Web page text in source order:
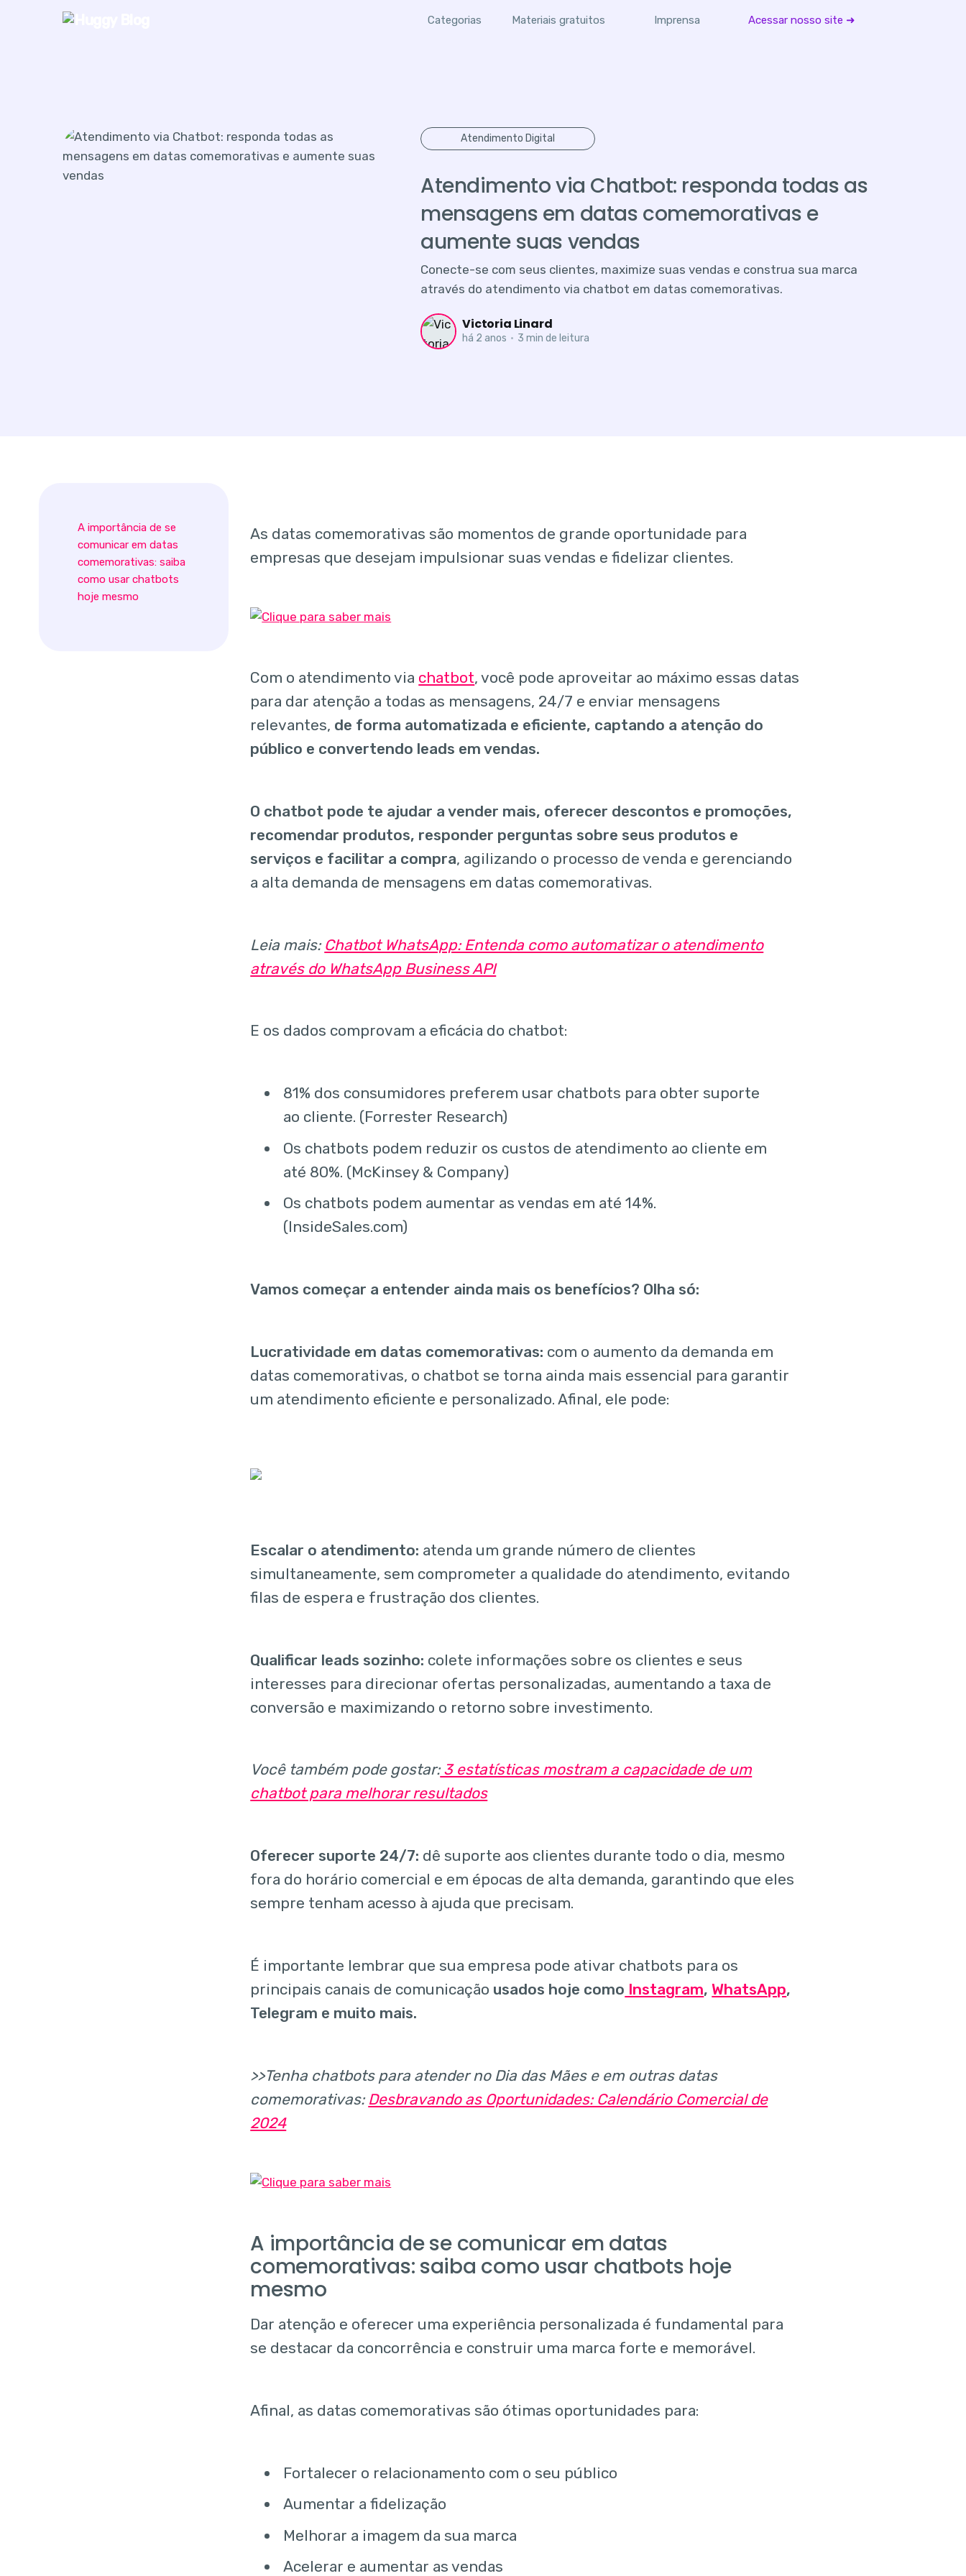
Categorias Materiais gratuitos Imprensa Acessar nosso site ➜
Atendimento Digital
Atendimento via Chatbot: responda todas as
mensagens em datas comemorativas e
aumente suas vendas
Conecte-se com seus clientes, maximize suas vendas e construa sua marca
através do atendimento via chatbot em datas comemorativas.
Victoria Linard
há 2 anos • 3 min de leitura
A importância de se
comunicar em datas
comemorativas: saiba
como usar chatbots
hoje mesmo
As datas comemorativas são momentos de grande oportunidade para
empresas que desejam impulsionar suas vendas e fidelizar clientes.
Com o atendimento via chatbot, você pode aproveitar ao máximo essas datas
para dar atenção a todas as mensagens, 24/7 e enviar mensagens
relevantes, de forma automatizada e eficiente, captando a atenção do
público e convertendo leads em vendas.
O chatbot pode te ajudar a vender mais, oferecer descontos e promoções,
recomendar produtos, responder perguntas sobre seus produtos e
serviços e facilitar a compra, agilizando o processo de venda e gerenciando
a alta demanda de mensagens em datas comemorativas.
Leia mais: Chatbot WhatsApp: Entenda como automatizar o atendimento
através do WhatsApp Business API
E os dados comprovam a eficácia do chatbot:
81% dos consumidores preferem usar chatbots para obter suporte
ao cliente. (Forrester Research)
Os chatbots podem reduzir os custos de atendimento ao cliente em
até 80%. (McKinsey & Company)
Os chatbots podem aumentar as vendas em até 14%.
(InsideSales.com)
Vamos começar a entender ainda mais os benefícios? Olha só:
Lucratividade em datas comemorativas: com o aumento da demanda em
datas comemorativas, o chatbot se torna ainda mais essencial para garantir
um atendimento eficiente e personalizado. Afinal, ele pode:
Escalar o atendimento: atenda um grande número de clientes
simultaneamente, sem comprometer a qualidade do atendimento, evitando
filas de espera e frustração dos clientes.
Qualificar leads sozinho: colete informações sobre os clientes e seus
interesses para direcionar ofertas personalizadas, aumentando a taxa de
conversão e maximizando o retorno sobre investimento.
Você também pode gostar:3 estatísticas mostram a capacidade de um
chatbot para melhorar resultados
Oferecer suporte 24/7: dê suporte aos clientes durante todo o dia, mesmo
fora do horário comercial e em épocas de alta demanda, garantindo que eles
sempre tenham acesso à ajuda que precisam.
É importante lembrar que sua empresa pode ativar chatbots para os
principais canais de comunicação usados hoje como Instagram,WhatsApp,
Telegram e muito mais.
>>Tenha chatbots para atender no Dia das Mães e em outras datas
comemorativas: Desbravando as Oportunidades: Calendário Comercial de
2024
A importância de se comunicar em datas
comemorativas: saiba como usar chatbots hoje
mesmo
Dar atenção e oferecer uma experiência personalizada é fundamental para
se destacar da concorrência e construir uma marca forte e memorável.
Afinal, as datas comemorativas são ótimas oportunidades para:
Fortalecer o relacionamento com o seu público
Aumentar a fidelização
Melhorar a imagem da sua marca
Acelerar e aumentar as vendas